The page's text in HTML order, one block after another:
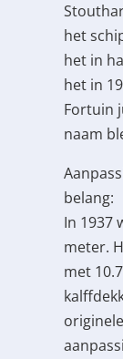
het
het in
het in
Fortuin
naam
belang:
In 1937
meter.
met